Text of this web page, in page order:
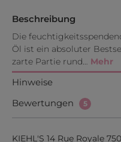
Beschreibung
Die
Öl ist ein absoluter
zarte Partie rund… Mehr
Hinweise
Bewertungen
5
KIEHL'S 14 Rue Royale